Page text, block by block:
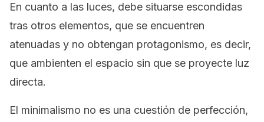
En cuanto a las luces, debe situarse escondidas
tras otros elementos, que se encuentren
atenuadas y no obtengan protagonismo, es decir,
que ambienten el espacio sin que se proyecte luz
directa.
El minimalismo no es una cuestión de perfección,